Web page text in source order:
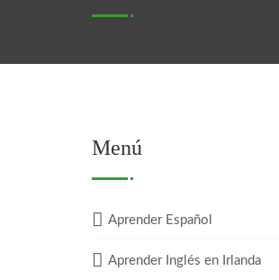
Menú
Aprender Español
Aprender Inglés en Irlanda